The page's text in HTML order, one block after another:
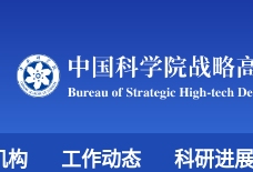
构 工作动态 科研进展